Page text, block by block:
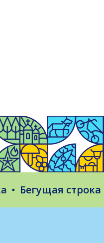
Бегущая строка